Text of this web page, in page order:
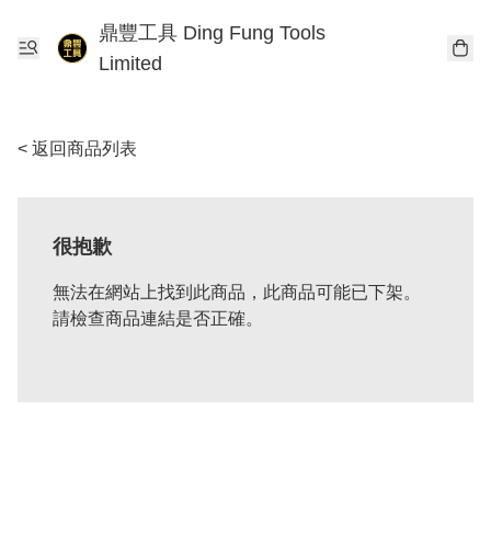
鼎豐工具 Ding Fung Tools
Limited
< 返回商品列表
很抱歉
無法在網站上找到此商品，此商品可能已下架。
請檢查商品連結是否正確。